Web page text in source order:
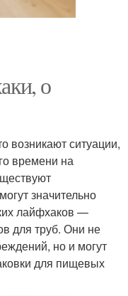
о
возникают ситуации,
времени на
значительно
лайфхаков —
для труб. Они не
но и могут
для пищевых